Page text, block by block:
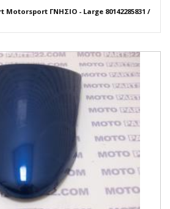
Motorsport ΓΝΗΣΙΟ - Large 80142285831 /